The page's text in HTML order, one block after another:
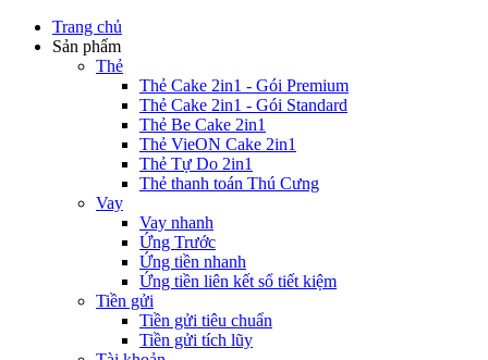
Trang chủ
Sản phẩm
Thẻ
Thẻ Cake 2in1 - Gói Premium
Thẻ Cake 2in1 - Gói Standard
Thẻ Be Cake 2in1
Thẻ VieON Cake 2in1
Thẻ Tự Do 2in1
Thẻ thanh toán Thú Cưng
Vay
Vay nhanh
Ứng Trước
Ứng tiền nhanh
Ứng tiền liên kết sổ tiết kiệm
Tiền gửi
Tiền gửi tiêu chuẩn
Tiền gửi tích lũy